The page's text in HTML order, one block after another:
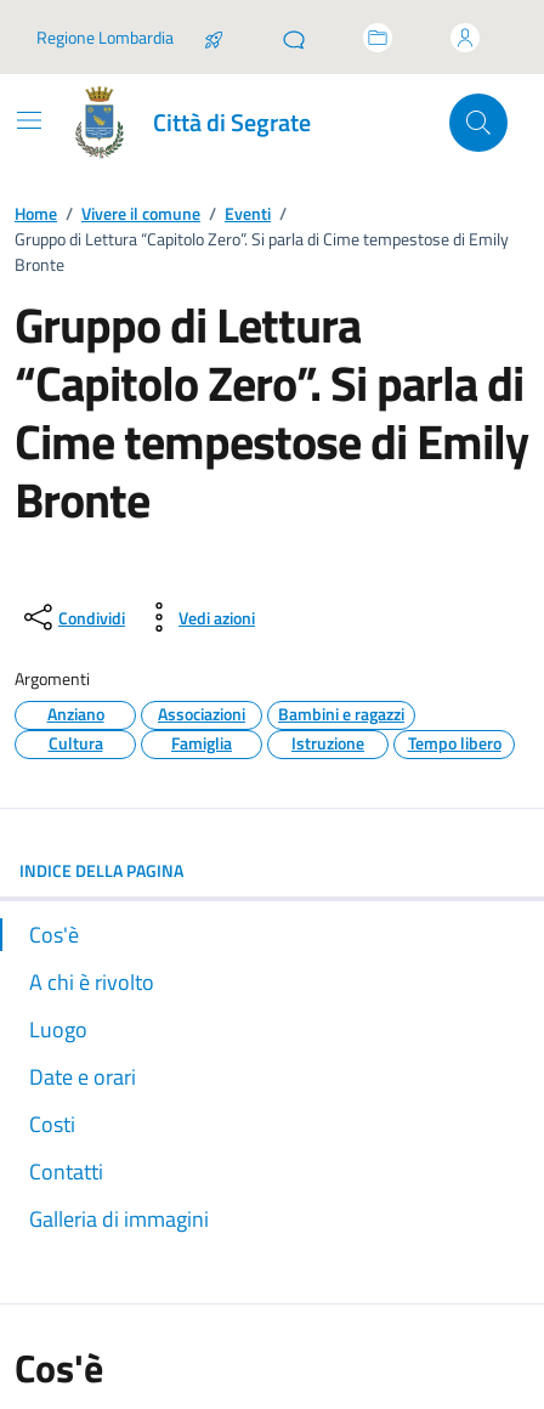
Regione Lombardia
Città di Segrate
Home / Vivere il comune / Eventi /
Gruppo di Lettura “Capitolo Zero”. Si parla di Cime tempestose di Emily
Bronte
Gruppo di Lettura
“Capitolo Zero”. Si parla di
Cime tempestose di Emily
Bronte
Condividi Vedi azioni
Argomenti
Anziano
Associazioni
Bambini e ragazzi
Cultura
Famiglia Istruzione Tempo libero
INDICE DELLA PAGINA
Cos'è
A chi è rivolto
Luogo
Date e orari
Costi
Contatti
Galleria di immagini
Cos'è